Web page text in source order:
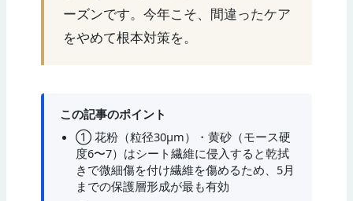
ーズンです。今年こそ、間違ったケア
をやめて根本対策を。
この記事のポイント
① 花粉（粒径30μm）・黄砂（モース硬
度6〜7）はシート繊維に侵入すると乾拭
きで微細傷を付け繊維を傷めるため、5月
までの保護層形成が最も有効